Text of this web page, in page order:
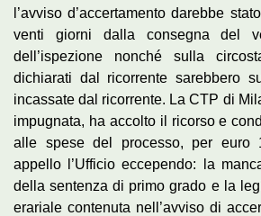
l’avviso d’accertamento darebbe
venti giorni dalla consegna del
dell’ispezione nonché sulla
dichiarati dal ricorrente sarebbero
incassate dal ricorrente. La CTP di
impugnata, ha accolto il ricorso e
alle spese del processo, per euro
appello l’Ufficio eccependo: la
della sentenza di primo grado e la
erariale contenuta nell’avviso di